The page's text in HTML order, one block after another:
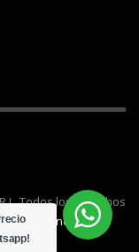
Todos los derechos
por
cónclave.